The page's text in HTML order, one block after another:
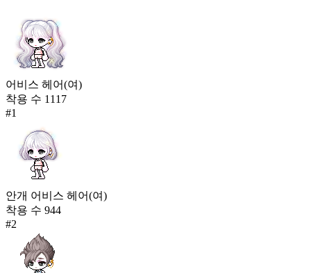
어비스 헤어(여)
착용 수 1117
#1
안개 어비스 헤어(여)
착용 수 944
#2